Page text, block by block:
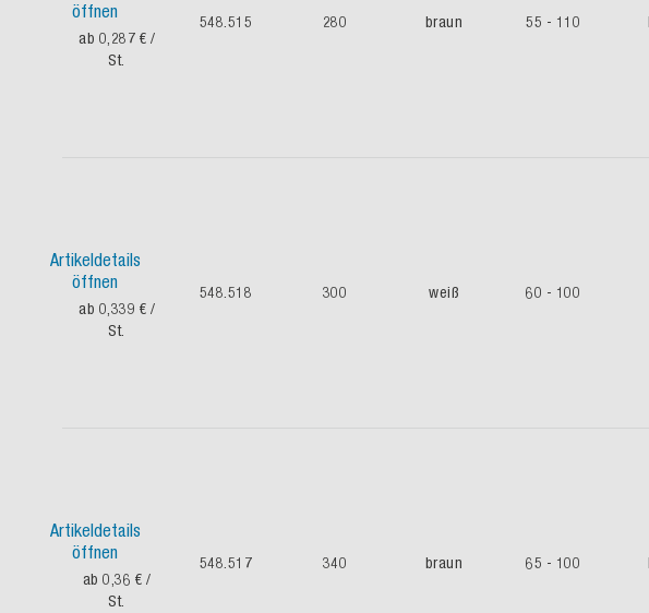
öffnen
ab 0,287 € /
St.
548.515 280 braun 55 - 110
Artikeldetails
öffnen
ab 0,339 € /
St.
548.518 300 weiß 60 - 100
Artikeldetails
öffnen
ab 0,36 € /
St.
548.517 340 braun 65 - 100